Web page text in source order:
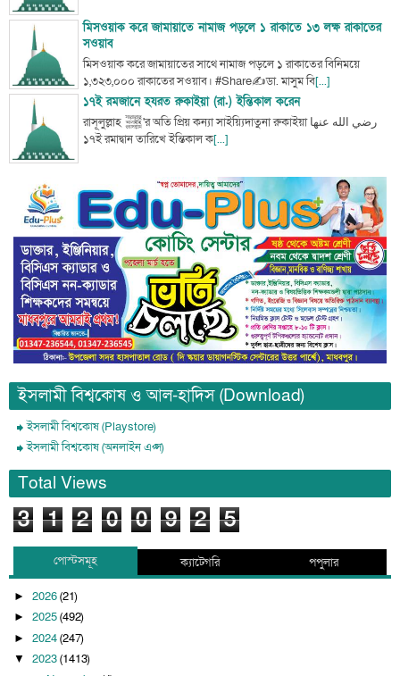
মিসওয়াক করে জামায়াতে নামাজ পড়লে ১ রাকাতে ১৩ লক্ষ রাকাতের
সওয়াব
মিসওয়াক করে জামায়াতের সাথে নামাজ পড়লে ১ রাকাতের বিনিময়ে
১,৩২৩,০০০ রাকাতের সওয়াব। #Share✍ডা. মাসুম বি[...]
১৭ই রমজানে হযরত রুকাইয়া (রা.) ইন্তিকাল করেন
রাসূলুল্লাহ ﷺ'র অতি প্রিয় কন্যা সাইয়্যিদাতুনা রুকাইয়া رضي الله عنها
১৭ই রমাদ্বান তারিখে ইন্তিকাল ক[...]
ইসলামী বিশ্বকোষ ও আল-হাদিস (Download)
ইসলামী বিশ্বকোষ (Playstore)
ইসলামী বিশ্বকোষ (অনলাইন এপ্স)
Total Views
3 1 2 0 0 9 2 5
পোস্টসমূহ ক্যাটেগরি পপুলার
► 2026(21)
► 2025(492)
► 2024(247)
▼ 2023(1413)